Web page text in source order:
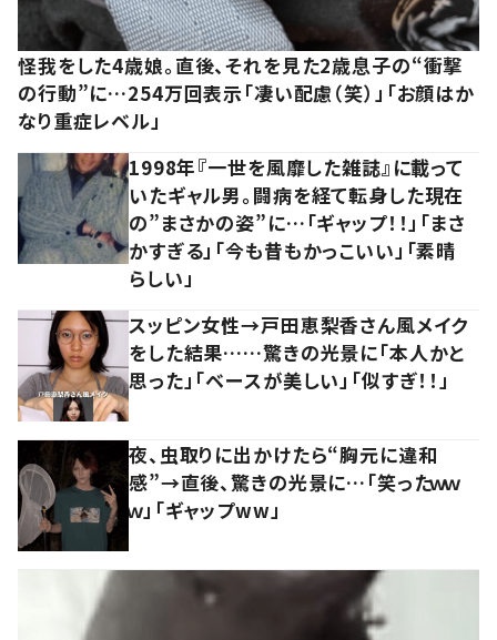
怪我をした4歳娘。直後、それを見た2歳息子の“衝撃
の行動”に…254万回表示「凄い配慮（笑）」「お顔はか
なり重症レベル」
1998年『一世を風靡した雑誌』に載って
いたギャル男。闘病を経て転身した現在
の”まさかの姿”に…「ギャップ！！」「まさ
かすぎる」「今も昔もかっこいい」「素晴
らしい」
スッピン女性→戸田恵梨香さん風メイク
をした結果……驚きの光景に「本人かと
思った」「ベースが美しい」「似すぎ！！」
夜、虫取りに出かけたら“胸元に違和
感”→直後、驚きの光景に…「笑ったｗｗ
ｗ」「ギャップww」